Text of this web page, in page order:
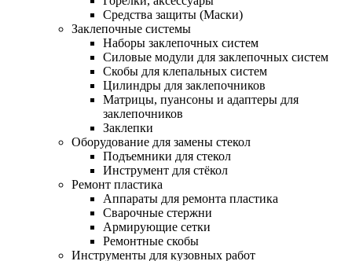
Средства защиты (Маски)
Заклепочные системы
Наборы заклепочных систем
Силовые модули для заклепочных систем
Скобы для клепальных систем
Цилиндры для заклепочников
Матрицы, пуансоны и адаптеры для
заклепочников
Заклепки
Оборудование для замены стекол
Подъемники для стекол
Инструмент для стёкол
Ремонт пластика
Аппараты для ремонта пластика
Сварочные стержни
Армирующие сетки
Ремонтные скобы
Инструменты для кузовных работ